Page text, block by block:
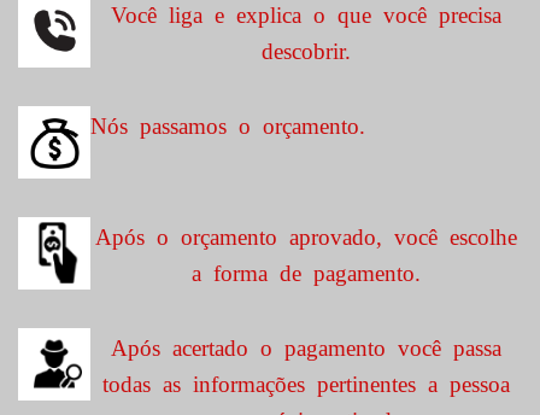
Você liga e explica o que você precisa
descobrir.
Nós passamos o orçamento.
Após o orçamento aprovado, você escolhe
a forma de pagamento.
Após acertado o pagamento você passa
todas as informações pertinentes a pessoa